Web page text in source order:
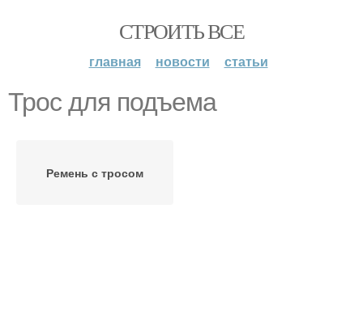
СТРОИТЬ ВСЕ
главная новости статьи
Трос для подъема
Ремень с тросом